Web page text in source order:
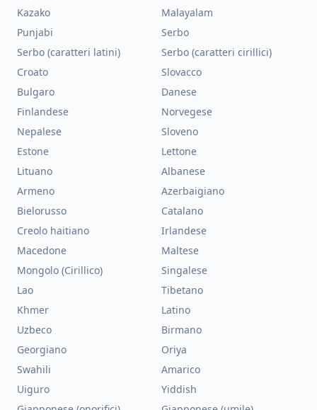
Kazako
Malayalam
Punjabi
Serbo
Serbo (caratteri latini)
Serbo (caratteri cirillici)
Croato
Slovacco
Bulgaro
Danese
Finlandese
Norvegese
Nepalese
Sloveno
Estone
Lettone
Lituano
Albanese
Armeno
Azerbaigiano
Bielorusso
Catalano
Creolo haitiano
Irlandese
Macedone
Maltese
Mongolo (Cirillico)
Singalese
Lao
Tibetano
Khmer
Latino
Uzbeco
Birmano
Georgiano
Oriya
Swahili
Amarico
Uiguro
Yiddish